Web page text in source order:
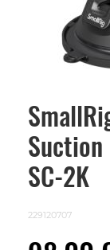
Suction
SC-2K
229120707
Skip
beginning
images